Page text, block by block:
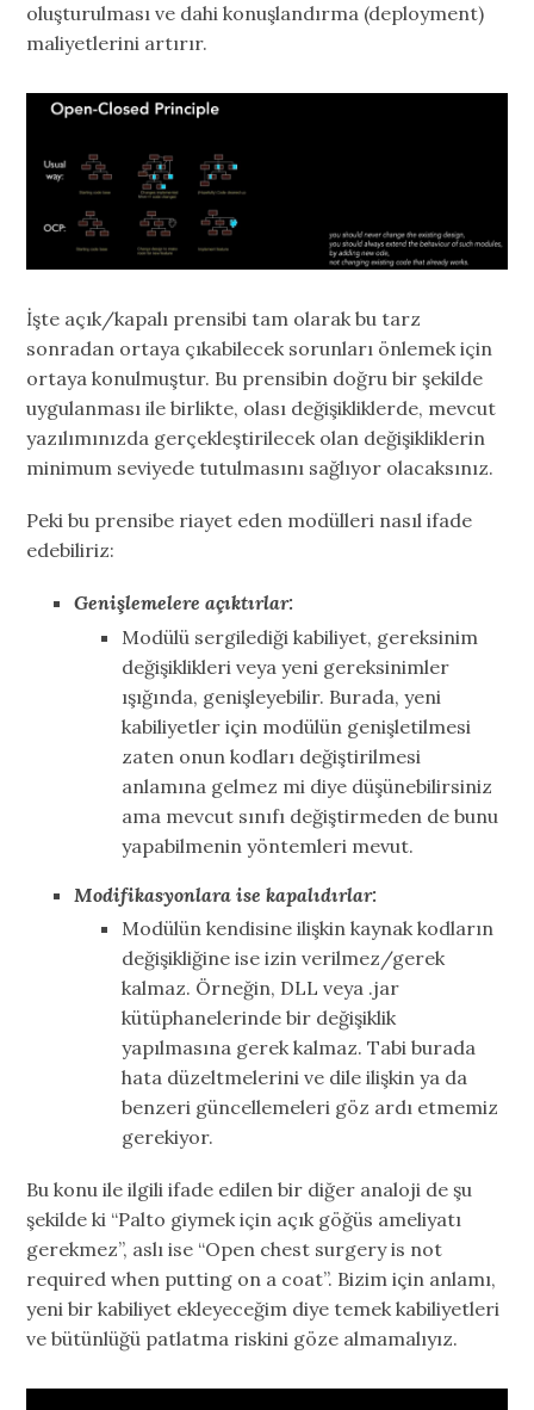
oluşturulması ve dahi konuşlandırma (deployment)
maliyetlerini artırır.
İşte açık/kapalı prensibi tam olarak bu tarz
sonradan ortaya çıkabilecek sorunları önlemek için
ortaya konulmuştur. Bu prensibin doğru bir şekilde
uygulanması ile birlikte, olası değişikliklerde, mevcut
yazılımınızda gerçekleştirilecek olan değişikliklerin
minimum seviyede tutulmasını sağlıyor olacaksınız.
Peki bu prensibe riayet eden modülleri nasıl ifade
edebiliriz:
Genişlemelere açıktırlar:
Modülü sergilediği kabiliyet, gereksinim
değişiklikleri veya yeni gereksinimler
ışığında, genişleyebilir. Burada, yeni
kabiliyetler için modülün genişletilmesi
zaten onun kodları değiştirilmesi
anlamına gelmez mi diye düşünebilirsiniz
ama mevcut sınıfı değiştirmeden de bunu
yapabilmenin yöntemleri mevut.
Modifikasyonlara ise kapalıdırlar:
Modülün kendisine ilişkin kaynak kodların
değişikliğine ise izin verilmez/gerek
kalmaz. Örneğin, DLL veya .jar
kütüphanelerinde bir değişiklik
yapılmasına gerek kalmaz. Tabi burada
hata düzeltmelerini ve dile ilişkin ya da
benzeri güncellemeleri göz ardı etmemiz
gerekiyor.
Bu konu ile ilgili ifade edilen bir diğer analoji de şu
şekilde ki “Palto giymek için açık göğüs ameliyatı
gerekmez”, aslı ise “Open chest surgery is not
required when putting on a coat”. Bizim için anlamı,
yeni bir kabiliyet ekleyeceğim diye temek kabiliyetleri
ve bütünlüğü patlatma riskini göze almamalıyız.